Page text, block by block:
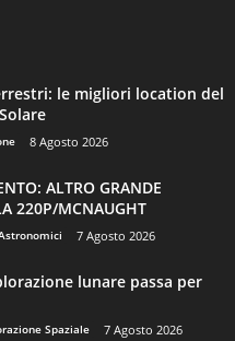
le migliori location del
8 Agosto 2026
ALTRO GRANDE
220P/MCNAUGHT
7 Agosto 2026
lunare passa per
Spaziale 7 Agosto 2026